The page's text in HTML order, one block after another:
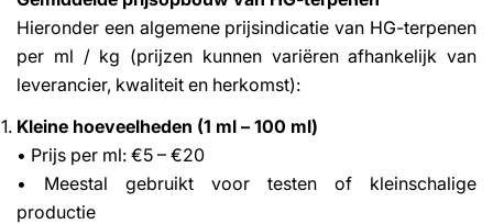
Hieronder een algemene prijsindicatie van HG-terpenen
per ml / kg (prijzen kunnen variëren afhankelijk van
leverancier, kwaliteit en herkomst):
Kleine hoeveelheden (1 ml – 100 ml)
• Prijs per ml: €5 – €20
• Meestal gebruikt voor testen of kleinschalige
productie
Copy
Share
Facebook
Share
X
Pin
Pinterest